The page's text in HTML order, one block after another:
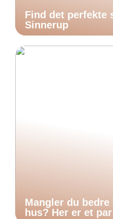
Find det perfekte
Sinnerup
Mangler du
hus? Her er et